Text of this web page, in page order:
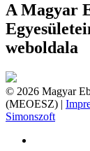
A Magyar
weboldala
© 2026 Magyar
(MEOESZ) |
Simonszoft